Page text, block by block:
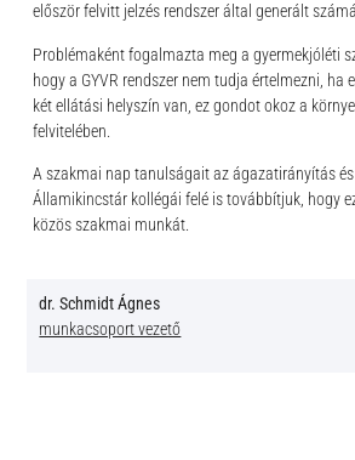
először felvitt jelzés rendszer által generált
Problémaként fogalmazta meg a gyermekjóléti
hogy a GYVR rendszer nem tudja értelmezni, ha
két ellátási helyszín van, ez gondot okoz a
felvitelében.
A szakmai nap tanulságait az ágazatirányítás
Államikincstár kollégái felé is továbbítjuk, hogy
közös szakmai munkát.
dr. Schmidt Ágnes
munkacsoport vezető